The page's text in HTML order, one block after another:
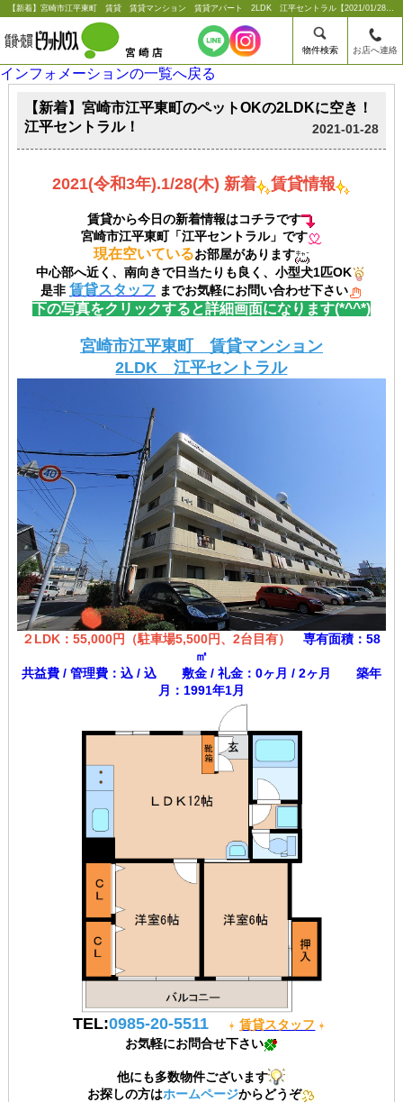
【新着】宮崎市江平東町 賃貸 賃貸マンション 賃貸アパート 2LDK 江平セントラル【2021/01/28更新】【新着】宮崎市江平東町のペットOKの2LDKに空き！江平セントラル！ |宮崎市の賃貸のことならシーエス不動産コンサルタンツ【ピタットハウス宮崎店】
物件検索 お店へ連絡
インフォメーションの一覧へ戻る
【新着】宮崎市江平東町のペットOKの2LDKに空き！
江平セントラル！
2021-01-28
2021(令和3年).1/28(木) 新着 賃貸情報
賃貸から今日の新着情報はコチラです
宮崎市江平東町「江平セントラル」です
現在空いているお部屋があります
中心部へ近く、南向きで日当たりも良く、小型犬1匹OK
是非 賃貸スタッフ までお気軽にお問い合わせ下さい
下の写真をクリックすると詳細画面になります(*^^*)
宮崎市江平東町 賃貸マンション
2LDK 江平セントラル
２LDK：55,000円（駐車場5,500円、2台目有）
専有面積：58
㎡
共益費 / 管理費：込 / 込 敷金 / 礼金：0ヶ月 / 2ヶ月 築年
月：1991年1月
TEL:0985-20-5511
賃貸スタッフ
お気軽にお問合せ下さい
他にも多数物件ございます
お探しの方はホームページからどうぞ